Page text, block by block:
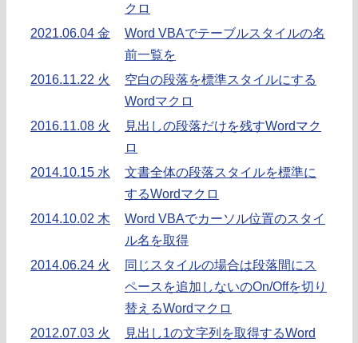
クロ
2021.06.04 金
Word VBAでテーブルスタイルの名
前一覧を
2016.11.22 火
空白の段落を標準スタイルにする
Wordマクロ
2016.11.08 火
見出しの段落だけを残すWordマク
ロ
2014.10.15 水
文書全体の段落スタイルを標準に
するWordマクロ
2014.10.02 木
Word VBAでカーソル位置のスタイ
ル名を取得
2014.06.24 火
同じスタイルの場合は段落間にス
ペースを追加しないのOn/Offを切り
替えるWordマクロ
2012.07.03 火
見出し1の文字列を取得するWord